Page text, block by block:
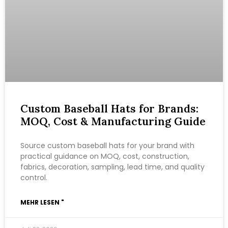
Custom Baseball Hats for Brands:
MOQ, Cost & Manufacturing Guide
Source custom baseball hats for your brand with
practical guidance on MOQ, cost, construction,
fabrics, decoration, sampling, lead time, and quality
control.
MEHR LESEN "